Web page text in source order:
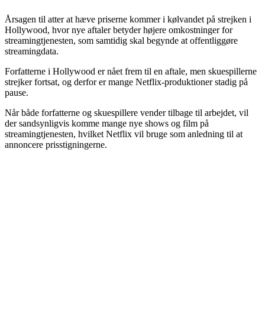
Årsagen til atter at hæve priserne kommer i kølvandet på strejken i
Hollywood, hvor nye aftaler betyder højere omkostninger for
streamingtjenesten, som samtidig skal begynde at offentliggøre
streamingdata.
Forfatterne i Hollywood er nået frem til en aftale, men skuespillerne
strejker fortsat, og derfor er mange Netflix-produktioner stadig på
pause.
Når både forfatterne og skuespillere vender tilbage til arbejdet, vil
der sandsynligvis komme mange nye shows og film på
streamingtjenesten, hvilket Netflix vil bruge som anledning til at
annoncere prisstigningerne.